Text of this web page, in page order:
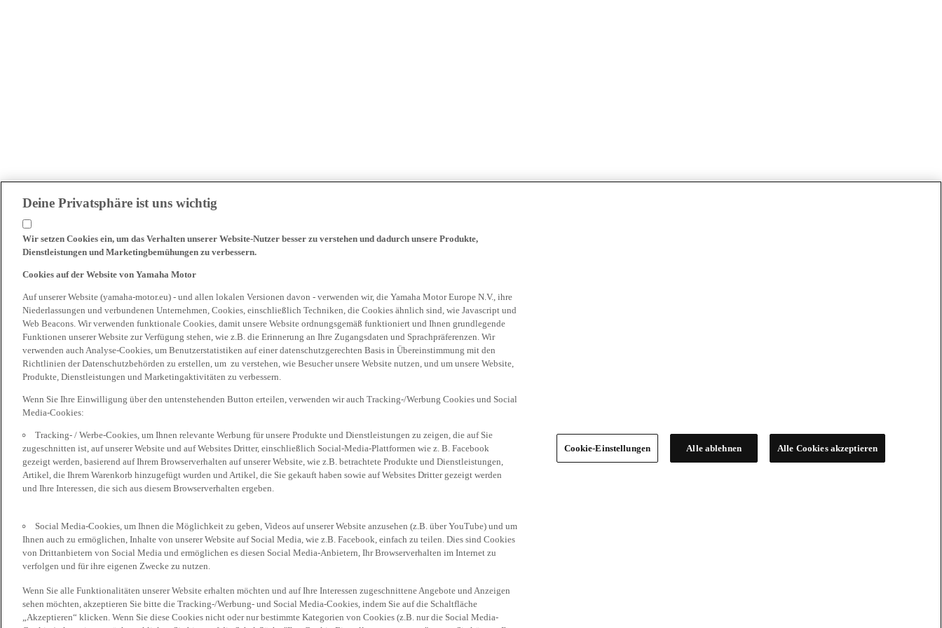
Deine Privatsphäre ist uns wichtig
Wir setzen Cookies ein, um das Verhalten unserer Website-Nutzer besser zu verstehen und dadurch unsere Produkte,
Dienstleistungen und Marketingbemühungen zu verbessern.
Cookies auf der Website von Yamaha Motor
Auf unserer Website (yamaha-motor.eu) - und allen lokalen Versionen davon - verwenden wir, die Yamaha Motor Europe N.V., ihre
Niederlassungen und verbundenen Unternehmen, Cookies, einschließlich Techniken, die Cookies ähnlich sind, wie Javascript und
Web Beacons. Wir verwenden funktionale Cookies, damit unsere Website ordnungsgemäß funktioniert und Ihnen grundlegende
Funktionen unserer Website zur Verfügung stehen, wie z.B. die Erinnerung an Ihre Zugangsdaten und Sprachpräferenzen. Wir
verwenden auch Analyse-Cookies, um Benutzerstatistiken auf einer datenschutzgerechten Basis in Übereinstimmung mit den
Richtlinien der Datenschutzbehörden zu erstellen, um zu verstehen, wie Besucher unsere Website nutzen, und um unsere Website,
Produkte, Dienstleistungen und Marketingaktivitäten zu verbessern.
Wenn Sie Ihre Einwilligung über den untenstehenden Button erteilen, verwenden wir auch Tracking-/Werbung Cookies und Social
Media-Cookies:
Tracking- / Werbe-Cookies, um Ihnen relevante Werbung für unsere Produkte und Dienstleistungen zu zeigen, die auf Sie
zugeschnitten ist, auf unserer Website und auf Websites Dritter, einschließlich Social-Media-Plattformen wie z. B. Facebook
gezeigt werden, basierend auf Ihrem Browserverhalten auf unserer Website, wie z.B. betrachtete Produkte und Dienstleistungen,
Artikel, die Ihrem Warenkorb hinzugefügt wurden und Artikel, die Sie gekauft haben sowie auf Websites Dritter gezeigt werden
und Ihre Interessen, die sich aus diesem Browserverhalten ergeben.
Social Media-Cookies, um Ihnen die Möglichkeit zu geben, Videos auf unserer Website anzusehen (z.B. über YouTube) und um
Ihnen auch zu ermöglichen, Inhalte von unserer Website auf Social Media, wie z.B. Facebook, einfach zu teilen. Dies sind Cookies
von Drittanbietern von Social Media und ermöglichen es diesen Social Media-Anbietern, Ihr Browserverhalten im Internet zu
verfolgen und für ihre eigenen Zwecke zu nutzen.
Wenn Sie alle Funktionalitäten unserer Website erhalten möchten und auf Ihre Interessen zugeschnittene Angebote und Anzeigen
sehen möchten, akzeptieren Sie bitte die Tracking-/Werbung- und Social Media-Cookies, indem Sie auf die Schaltfläche
„Akzeptieren“ klicken. Wenn Sie diese Cookies nicht oder nur bestimmte Kategorien von Cookies (z.B. nur die Social Media-
Cookie-Einstellungen Alle ablehnen Alle Cookies akzeptieren